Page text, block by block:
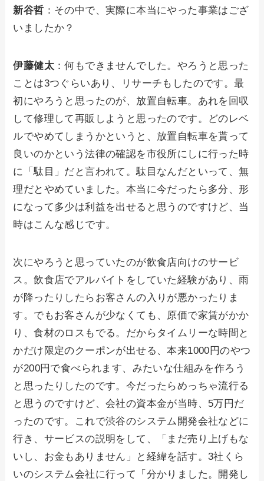
新谷哲 ：その中で、実際に本当にやった事業はござ
いましたか？
伊藤健太 ：何もできませんでした。やろうと思った
ことは3つぐらいあり、リサーチもしたのです。最
初にやろうと思ったのが、放置自転車。あれを回収
して修理して再販しようと思ったのです。どのレベ
ルでやめてしまうかというと、放置自転車を貰って
良いのかという法律の確認を市役所にしに行った時
に「駄目」だと言われて。駄目なんだといって、無
理だとやめていました。本当に今だったら多分、形
になって多少は利益を出せると思うのですけど、当
時はこんな感じです。
次にやろうと思っていたのが飲食店向けのサービ
ス。飲食店でアルバイトをしていた経験があり、雨
が降ったりしたらお客さんの入りが悪かったりま
す。でもお客さんが少なくても、原価で家賃がかか
り、食材のロスもでる。だからタイムリーな時間と
かだけ限定のクーポンが出せる、本来1000円のやつ
が200円で食べられます、みたいな仕組みを作ろう
と思ったりしたのです。今だったらめっちゃ流行る
と思うのですけど、会社の資本金が当時、5万円だ
ったのです。これで渋谷のシステム開発会社などに
行き、サービスの説明をして、「まだ売り上げもな
いし、お金もありません」と経緯を話す。3社くら
いのシステム会社に行って「分かりました。開発し